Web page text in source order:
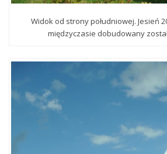
Widok od strony południowej. Jesień
międzyczasie dobudowany